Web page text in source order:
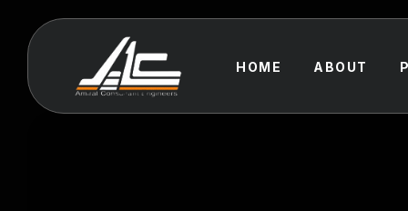
HOME ABOUT